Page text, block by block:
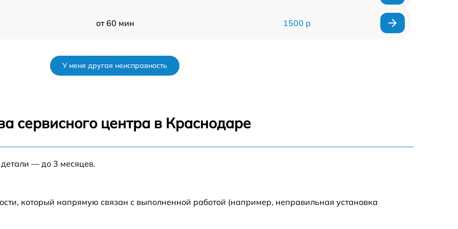
от 60 мин 1500 р
У меня другая неисправность
сервисного центра в Краснодаре
— до 3 месяцев.
который напрямую связан с выполненной работой (например, неправильная установка